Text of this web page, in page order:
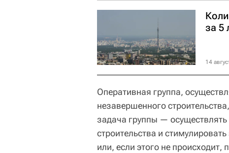
за 5
14
Оперативная группа,
незавершенного
задача группы —
строительства и
или, если этого не происходит,